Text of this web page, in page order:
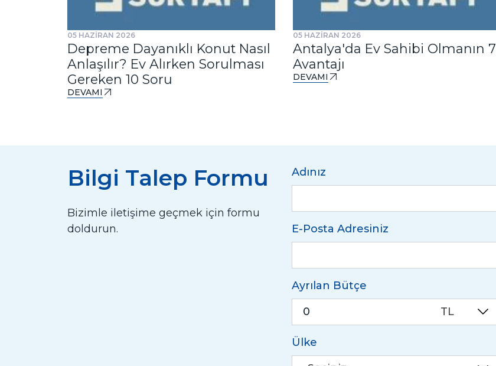
05 HAZİRAN 2026
Depreme Dayanıklı Konut Nasıl
Anlaşılır? Ev Alırken Sorulması
Gereken 10 Soru
DEVAMI
05 HAZİRAN 2026
Antalya'da Ev Sahibi Olmanın 7
Avantajı
DEVAMI
Bilgi Talep Formu
Bizimle iletişime geçmek için formu
doldurun.
Adınız
E-Posta Adresiniz
Ayrılan Bütçe
TL
Ülke